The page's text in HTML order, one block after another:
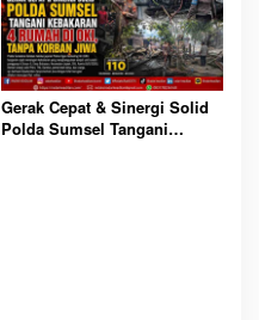
Gerak Cepat & Sinergi Solid
Polda Sumsel Tangani